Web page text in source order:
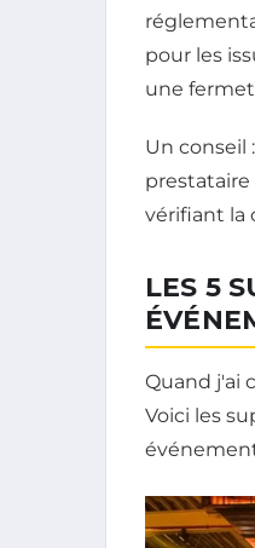
pour les
une
Un conseil
prestataire
vérifiant la
LES 5
Quand j'ai
Voici les